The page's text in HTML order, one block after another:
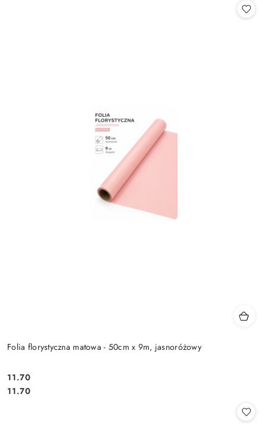
Folia florystyczna matowa - 50cm x 9m, jasnoróżowy
Cena:
11.70
Cena:
11.70